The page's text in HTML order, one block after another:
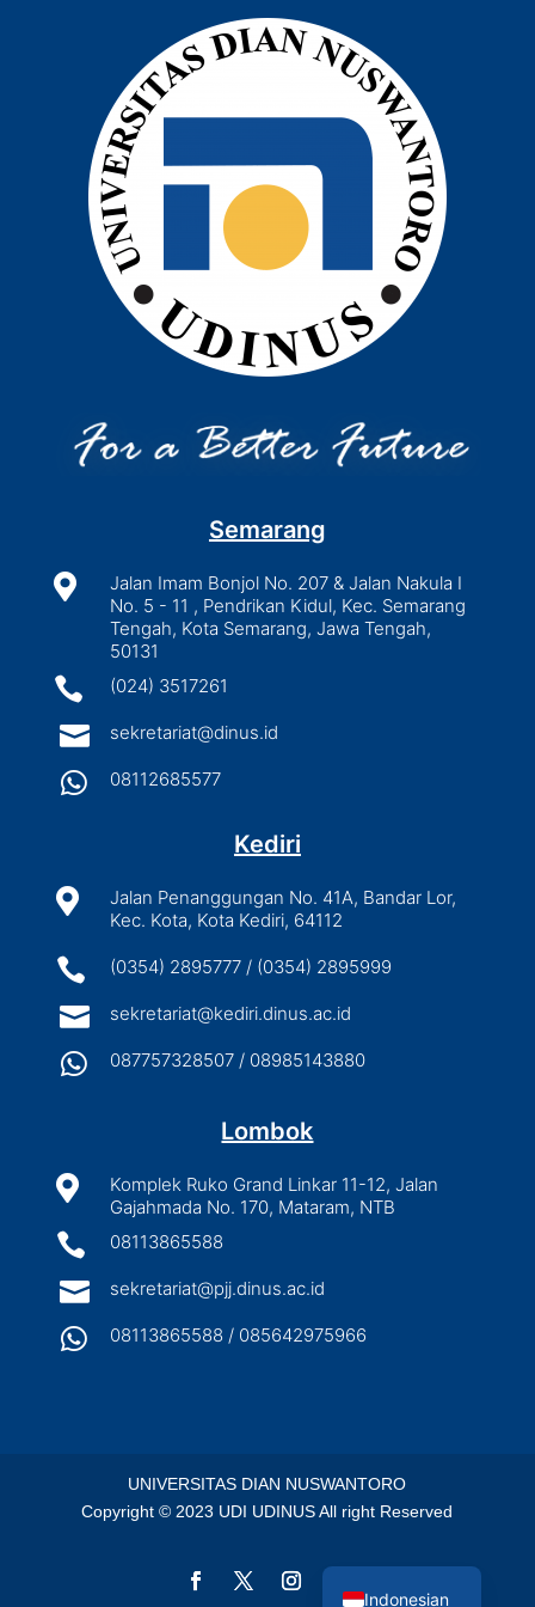
Semarang

Jalan Imam Bonjol No. 207 & Jalan Nakula I
No. 5 - 11 , Pendrikan Kidul, Kec. Semarang
Tengah, Kota Semarang, Jawa Tengah,
50131
 (024) 3517261
 sekretariat@dinus.id
 08112685577
Kediri

Jalan Penanggungan No. 41A, Bandar Lor,
Kec. Kota, Kota Kediri, 64112
 (0354) 2895777 / (0354) 2895999
 sekretariat@kediri.dinus.ac.id
 087757328507 / 08985143880
Lombok

Komplek Ruko Grand Linkar 11-12, Jalan
Gajahmada No. 170, Mataram, NTB
 08113865588
 sekretariat@pjj.dinus.ac.id
 08113865588 / 085642975966
UNIVERSITAS DIAN NUSWANTORO
Copyright © 2023 UDI UDINUS All right Reserved
Indonesian